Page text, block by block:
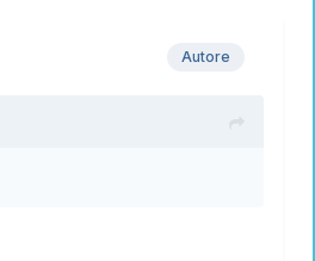
Autore